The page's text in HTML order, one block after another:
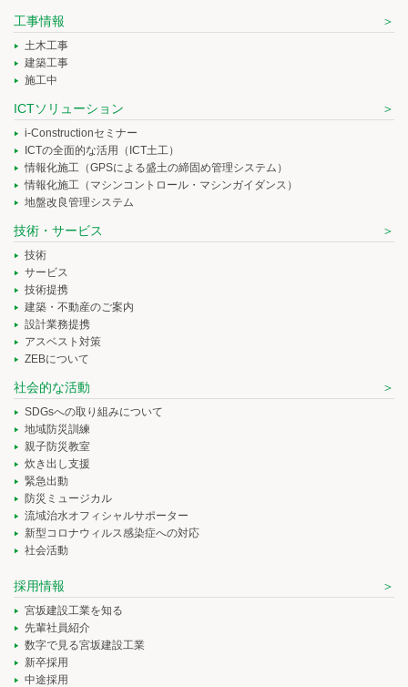
工事情報
土木工事
建築工事
施工中
ICTソリューション
i-Constructionセミナー
ICTの全面的な活用（ICT土工）
情報化施工（GPSによる盛土の締固め管理システム）
情報化施工（マシンコントロール・マシンガイダンス）
地盤改良管理システム
技術・サービス
技術
サービス
技術提携
建築・不動産のご案内
設計業務提携
アスベスト対策
ZEBについて
社会的な活動
SDGsへの取り組みについて
地域防災訓練
親子防災教室
炊き出し支援
緊急出動
防災ミュージカル
流域治水オフィシャルサポーター
新型コロナウィルス感染症への対応
社会活動
採用情報
宮坂建設工業を知る
先輩社員紹介
数字で見る宮坂建設工業
新卒採用
中途採用